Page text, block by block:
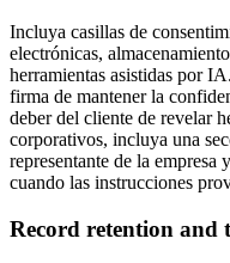
Incluya casillas de
electrónicas,
herramientas asistidas por
firma de mantener la
deber del cliente de revelar
corporativos, incluya una
representante de la empresa
cuando las instrucciones
Record retention and